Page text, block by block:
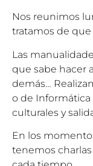
Nos reunimos
tratamos de
Las
que sabe hacer
demás…
o de Informática
culturales y
En los
tenemos